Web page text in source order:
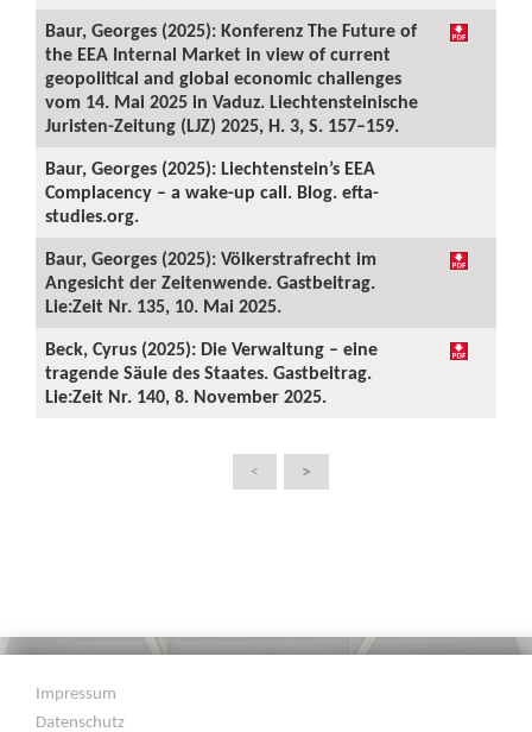
Baur, Georges (2025): Konferenz The Future of
the EEA Internal Market in view of current
geopolitical and global economic challenges
vom 14. Mai 2025 in Vaduz. Liechtensteinische
Juristen-Zeitung (LJZ) 2025, H. 3, S. 157–159.
Baur, Georges (2025): Liechtenstein’s EEA
Complacency – a wake-up call. Blog. efta-
studies.org.
Baur, Georges (2025): Völkerstrafrecht im
Angesicht der Zeitenwende. Gastbeitrag.
Lie:Zeit Nr. 135, 10. Mai 2025.
Beck, Cyrus (2025): Die Verwaltung – eine
tragende Säule des Staates. Gastbeitrag.
Lie:Zeit Nr. 140, 8. November 2025.
< >
Impressum
Datenschutz